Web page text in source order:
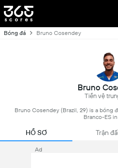
Bóng đá Bruno Cosendey
Bruno
Tiền vệ
Bruno Cosendey (Brazil, 29) is a bóng
Branco-ES
HỒ SƠ Trận
Ad